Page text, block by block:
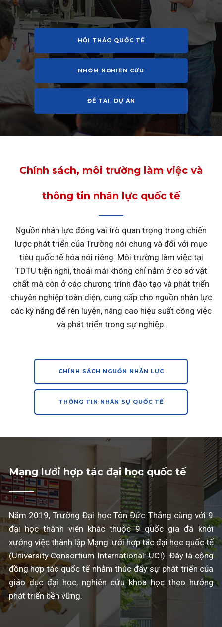
HỘI THẢO QUỐC TẾ
NHÓM NGHIÊN CỨU
ĐỀ TÀI, DỰ ÁN
Chính sách, môi trường làm việc và
thông tin nhân lực quốc tế
Nguồn nhân lực đóng vai trò quan trọng trong chiến
lược phát triển của Trường nói chung và đối với mục
tiêu quốc tế hóa nói riêng. Môi trường làm việc tại
TDTU tiện nghi, thoải mái không chỉ nằm ở cơ sở vật
chất mà còn ở các chương trình đào tạo và phát triển
chuyên nghiệp toàn diện, cung cấp cho nguồn nhân lực
các kỹ năng để rèn luyện, nâng cao hiệu suất công việc
và phát triển trong sự nghiệp.
CHÍNH SÁCH NGUỒN NHÂN LỰC
THÔNG TIN NHÂN SỰ QUỐC TẾ
Mạng lưới hợp tác đại học quốc tế
Năm 2019, Trường Đại học Tôn Đức Thắng cùng với 9
đại học thành viên khác thuộc 9 quốc gia đã khởi
xướng việc thành lập Mạng lưới hợp tác đại học quốc tế
(University Consortium International: UCI). Đây là cộng
đồng hợp tác quốc tế nhằm thúc đẩy sự phát triển của
giáo dục đại học, nghiên cứu khoa học theo hướng
phát triển bền vững.